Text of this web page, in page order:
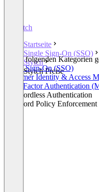
Stytch
Startseite
Single Sign-On (SSO)
Stytch
Stytch Preise
In den folgenden Kategorien
Single Sign-On (SSO)
Customer Identity & Access
Multi-Factor Authentication
Passwordless Authentication
Password Policy Enforcement